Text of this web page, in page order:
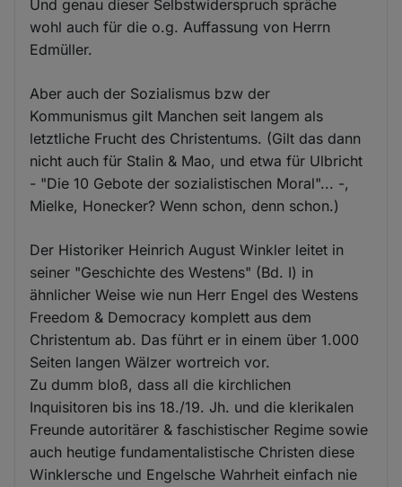
Und genau dieser Selbstwiderspruch spräche
wohl auch für die o.g. Auffassung von Herrn
Edmüller.
Aber auch der Sozialismus bzw der
Kommunismus gilt Manchen seit langem als
letztliche Frucht des Christentums. (Gilt das dann
nicht auch für Stalin & Mao, und etwa für Ulbricht
- "Die 10 Gebote der sozialistischen Moral"... -,
Mielke, Honecker? Wenn schon, denn schon.)
Der Historiker Heinrich August Winkler leitet in
seiner "Geschichte des Westens" (Bd. I) in
ähnlicher Weise wie nun Herr Engel des Westens
Freedom & Democracy komplett aus dem
Christentum ab. Das führt er in einem über 1.000
Seiten langen Wälzer wortreich vor.
Zu dumm bloß, dass all die kirchlichen
Inquisitoren bis ins 18./19. Jh. und die klerikalen
Freunde autoritärer & faschistischer Regime sowie
auch heutige fundamentalistische Christen diese
Winklersche und Engelsche Wahrheit einfach nie